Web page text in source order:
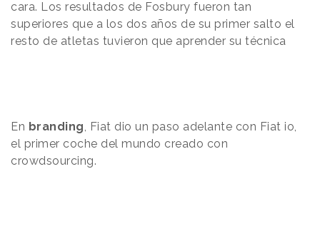
cara. Los resultados de Fosbury fueron tan
superiores que a los dos años de su primer salto el
resto de atletas tuvieron que aprender su técnica
En branding , Fiat dio un paso adelante con Fiat io,
el primer coche del mundo creado con
crowdsourcing.